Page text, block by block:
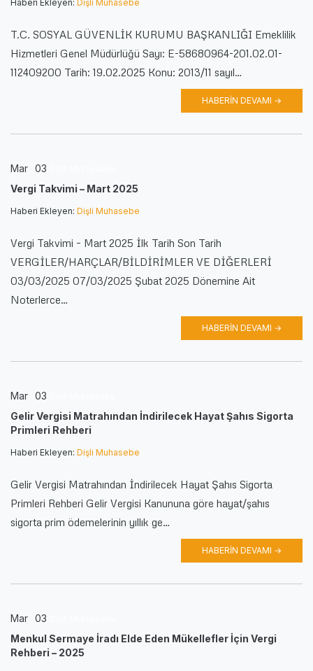
Haberi Ekleyen: Dişli Muhasebe
T.C. SOSYAL GÜVENLİK KURUMU BAŞKANLIĞI Emeklilik
Hizmetleri Genel Müdürlüğü Sayı: E-58680964-201.02.01-
112409200 Tarih: 19.02.2025 Konu: 2013/11 sayıl…
HABERIN DEVAMI →
Mar 03
Vergi Takvimi – Mart 2025
Haberi Ekleyen: Dişli Muhasebe
Vergi Takvimi – Mart 2025 İlk Tarih Son Tarih
VERGİLER/HARÇLAR/BİLDİRİMLER VE DİĞERLERİ
03/03/2025 07/03/2025 Şubat 2025 Dönemine Ait
Noterlerce…
HABERIN DEVAMI →
Mar 03
Gelir Vergisi Matrahından İndirilecek Hayat Şahıs Sigorta
Primleri Rehberi
Haberi Ekleyen: Dişli Muhasebe
Gelir Vergisi Matrahından İndirilecek Hayat Şahıs Sigorta
Primleri Rehberi Gelir Vergisi Kanununa göre hayat/şahıs
sigorta prim ödemelerinin yıllık ge…
HABERIN DEVAMI →
Mar 03
Menkul Sermaye İradı Elde Eden Mükellefler İçin Vergi
Rehberi – 2025